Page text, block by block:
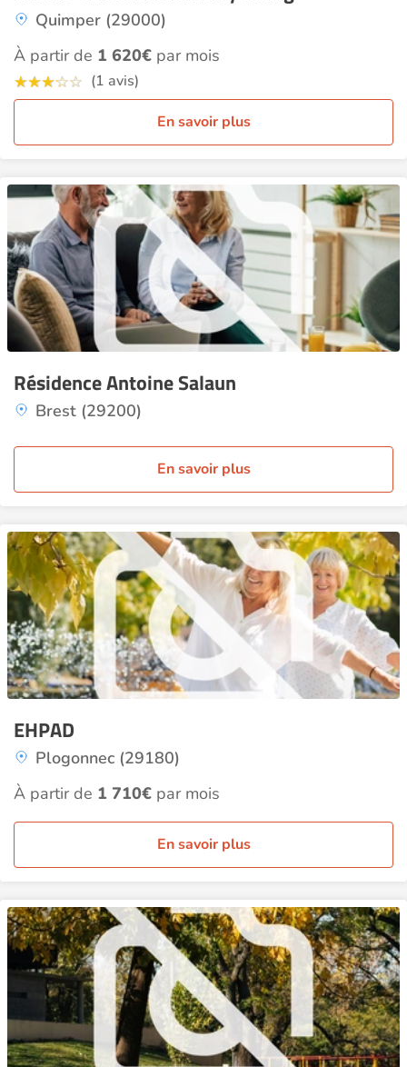
Quimper (29000)
À partir de 1 620€ par mois
(1 avis)
En savoir plus
Résidence Antoine Salaun
Brest (29200)
En savoir plus
EHPAD
Plogonnec (29180)
À partir de 1 710€ par mois
En savoir plus